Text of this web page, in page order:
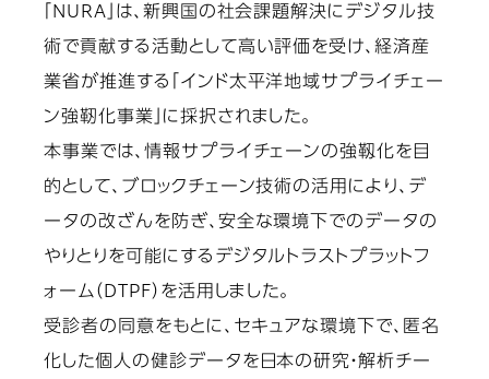
「NURA」は、新興国の社会課題解決にデジタル技
術で貢献する活動として高い評価を受け、経済産
業省が推進する「インド太平洋地域サプライチェー
ン強靭化事業」に採択されました。
本事業では、情報サプライチェーンの強靱化を目
的として、ブロックチェーン技術の活用により、デ
ータの改ざんを防ぎ、安全な環境下でのデータの
やりとりを可能にするデジタルトラストプラットフ
ォーム（DTPF）を活用しました。
受診者の同意をもとに、セキュアな環境下で、匿名
化した個人の健診データを日本の研究・解析チー